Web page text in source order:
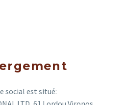
social est situé: